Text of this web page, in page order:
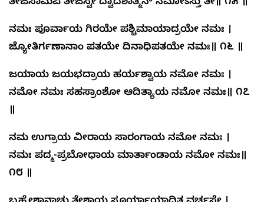
ನಮಃ ಪೂರ್ವಾಯ ಗಿರಯೇ ಪಶ್ಚಿಮಾಯಾದ್ರಯೇ ನಮಃ ।
ಜ್ಯೋತಿರ್ಗಣಾನಾಂ ಪತಯೇ ದಿನಾಧಿಪತಯೇ ನಮಃ॥ ೧೬ ॥
ಜಯಾಯ ಜಯಭದ್ರಾಯ ಹರ್ಯಶ್ವಾಯ ನಮೋ ನಮಃ ।
ನಮೋ ನಮಃ ಸಹಸ್ರಾಂಶೋ ಆದಿತ್ಯಾಯ ನಮೋ ನಮಃ॥ ೧೭
॥
ನಮ ಉಗ್ರಾಯ ವೀರಾಯ ಸಾರಂಗಾಯ ನಮೋ ನಮಃ ।
ನಮಃ ಪದ್ಮ-ಪ್ರಬೋಧಾಯ ಮಾರ್ತಾಂಡಾಯ ನಮೋ ನಮಃ॥
೧೮ ॥